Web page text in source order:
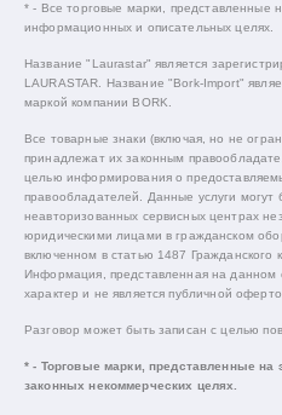
* - Все торговые марки, представленные
информационных и описательных целях.
Название "Laurastar" является
LAURASTAR. Название "Bork-Import"
маркой компании BORK.
Все товарные знаки (включая, но не
принадлежат их законным
целью информирования о
правообладателей. Данные услуги могут
неавторизованных сервисных центрах
юридическими лицами в гражданском
включенном в статью 1487 Гражданского
Информация, представленная на данном
характер и не является публичной
Разговор может быть записан с целью
* - Торговые марки, представленные на
законных некоммерческих целях.